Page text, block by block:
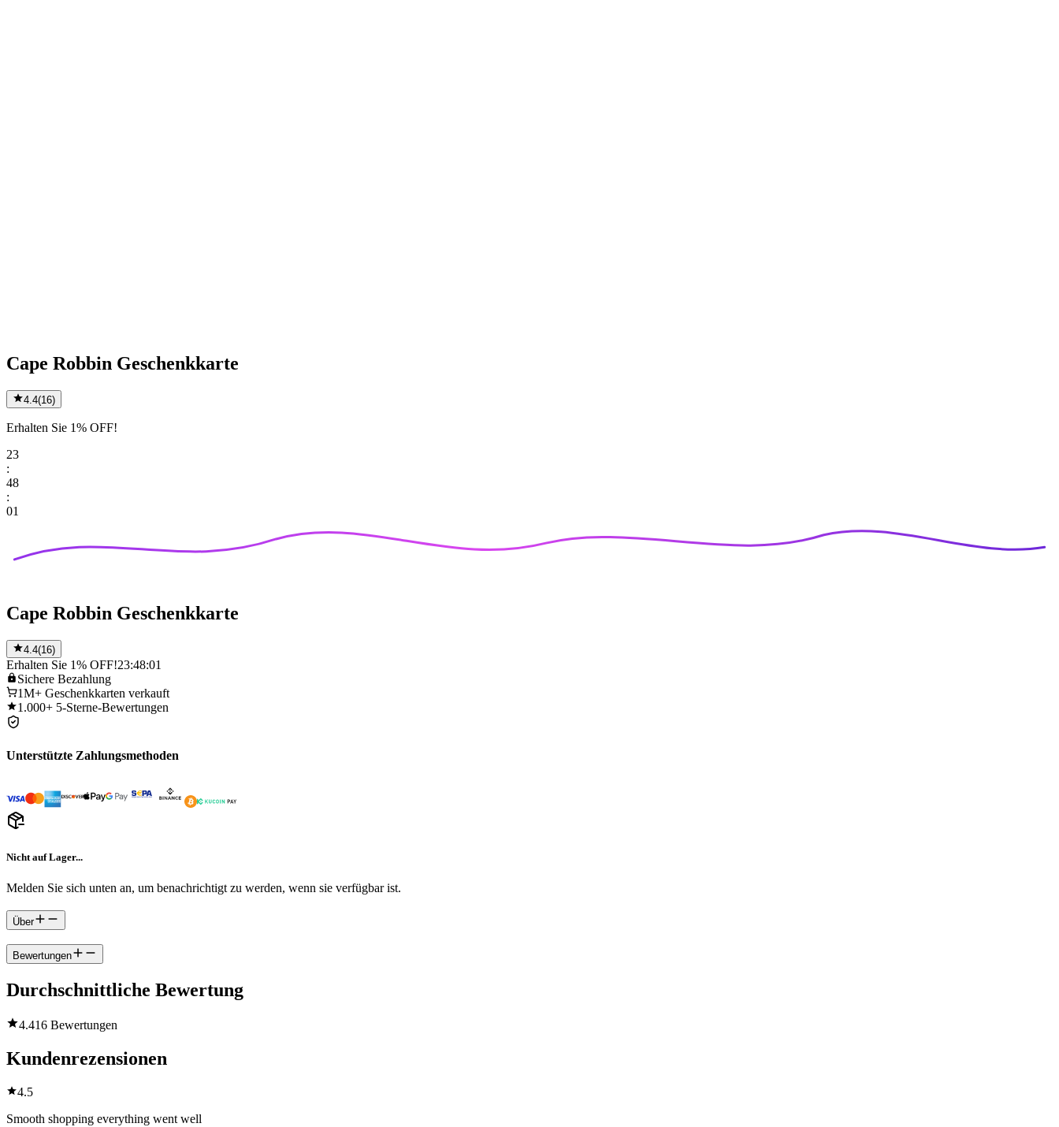
Cape Robbin Geschenkkarte
4.4(16)
Erhalten Sie 1% OFF!
23
:
48
:
01
Cape Robbin Geschenkkarte
4.4(16)
Erhalten Sie 1% OFF!23:48:01
Sichere Bezahlung
1M+ Geschenkkarten verkauft
1.000+ 5-Sterne-Bewertungen
Unterstützte Zahlungsmethoden
Nicht auf Lager...
Melden Sie sich unten an, um benachrichtigt zu werden, wenn sie verfügbar ist.
Über
Bewertungen
Durchschnittliche Bewertung
4.416 Bewertungen
Kundenrezensionen
4.5
Smooth shopping everything went well